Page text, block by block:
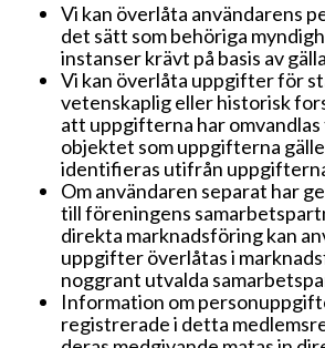
Vi kan överlåta användarens
det sätt som behöriga
instanser krävt på basis av
Vi kan överlåta uppgifter för
vetenskaplig eller historisk
att uppgifterna har
objektet som uppgifterna
identifieras utifrån
Om användaren separat har
till föreningens
direkta marknadsföring kan
uppgifter överlåtas i
noggrant utvalda
Information om
registrerade i detta